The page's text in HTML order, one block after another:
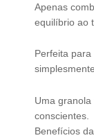
Apenas
equilíbrio ao
Perfeita
Uma
conscientes.
Benefícios